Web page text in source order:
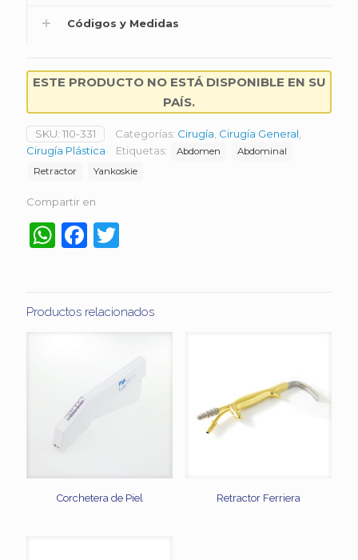
Códigos y Medidas
ESTE PRODUCTO NO ESTÁ DISPONIBLE EN SU
PAÍS.
SKU: 110-331 Categorías: Cirugía Cirugía General
Cirugía Plástica
Etiquetas: Abdomen
Abdominal
Retractor
Yankoskie
Compartir en
WhatsApp
Facebook
Productos relacionados
Corchetera de Piel Retractor Ferriera